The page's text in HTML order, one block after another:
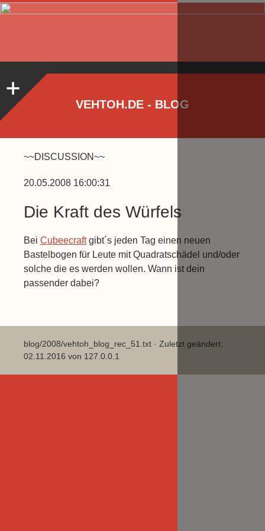
VEHTOH.DE - BLOG
~~DISCUSSION~~
20.05.2008 16:00:31
Die Kraft des Würfels
Bei Cubeecraftgibt´s jeden Tag einen neuen
Bastelbogen für Leute mit Quadratschädel und/oder
solche die es werden wollen. Wann ist dein
passender dabei?
blog/2008/vehtoh_blog_rec_51.txt · Zuletzt geändert:
02.11.2016 von 127.0.0.1